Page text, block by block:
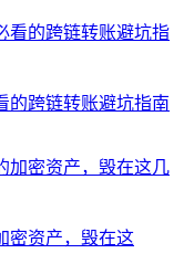
的跨链转账避坑指南
密资产，毁在这